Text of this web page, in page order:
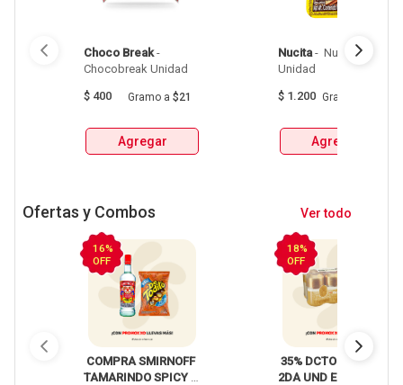
Choco Break -
$ 400 Gramo a $21
Agregar
Nucita - Nucita Crema
$ 1.200 Gramo
Agregar
Ofertas y Combos Ver todo
16%
OFF
COMPRA SMIRNOFF
TAMARINDO SPICY
18%
OFF
35% DCTO EN LA
2DA UND EN